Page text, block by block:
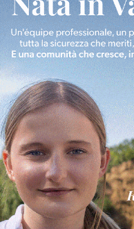
In vetrina 3 Agosto 2026
Estra Notizie
studenti coinvolti,
debutta il podcast
Più lette